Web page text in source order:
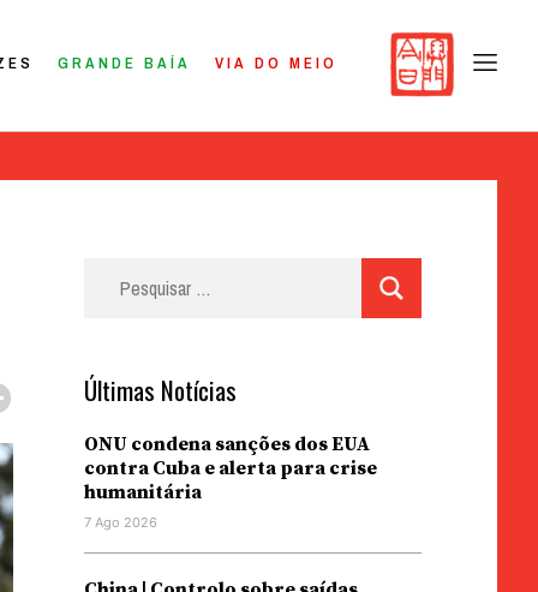
GRANDE BAÍA VIA DO MEIO
Últimas Notícias
ONU condena sanções dos EUA
contra Cuba e alerta para crise
humanitária
7 Ago 2026